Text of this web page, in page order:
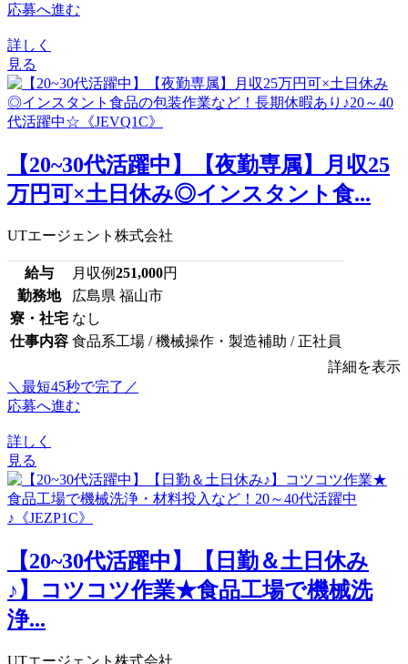
応募へ進む
詳しく
見る
【20~30代活躍中】【夜勤専属】月収25
万円可×土日休み◎インスタント食...
UTエージェント株式会社
給与 月収例251,000円
勤務地
広島県 福山市
寮・社宅 なし
仕事内容 食品系工場 / 機械操作・製造補助 / 正社員
詳細を表示
＼最短45秒で完了／
応募へ進む
詳しく
見る
【20~30代活躍中】【日勤＆土日休み
♪】コツコツ作業★食品工場で機械洗
浄...
UTエージェント株式会社